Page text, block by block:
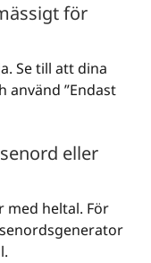
för
Se till att dina
”Endast
eller
heltal. För